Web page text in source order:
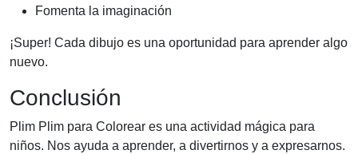
Fomenta la imaginación
¡Super! Cada dibujo es una oportunidad para aprender algo
nuevo.
Conclusión
Plim Plim para Colorear es una actividad mágica para
niños. Nos ayuda a aprender, a divertirnos y a expresarnos.